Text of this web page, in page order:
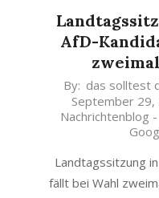
AfD-
2024-
29
By: das solltest
September 29,
Nachrichtenblog
Landtagssitzung
fällt bei Wahl